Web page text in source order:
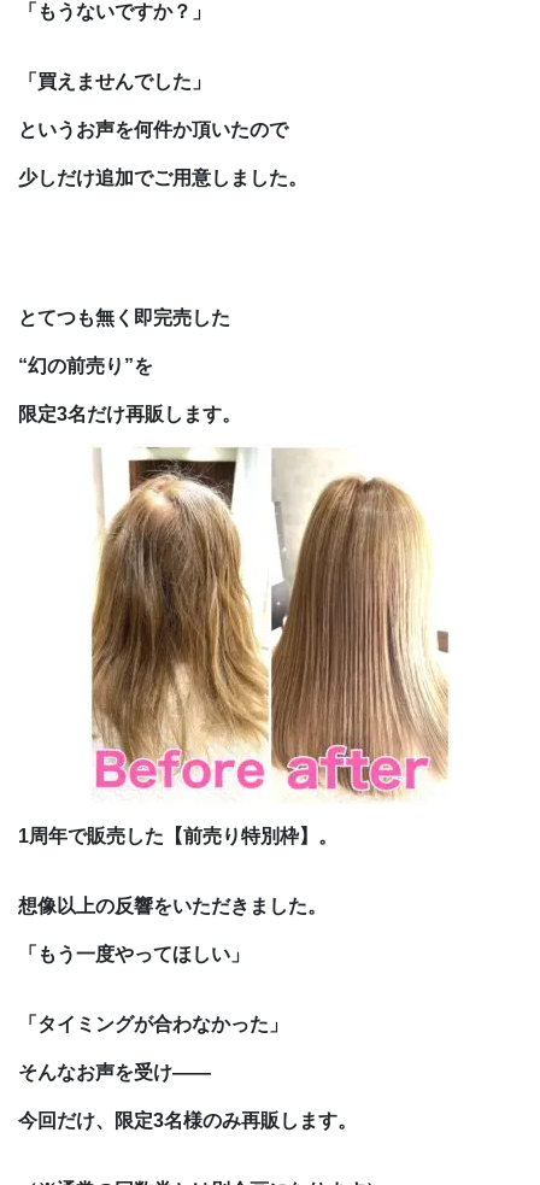
「もうないですか？」
「買えませんでした」
というお声を何件か頂いたので
少しだけ追加でご用意しました。
とてつも無く即完売した
“幻の前売り”を
限定3名だけ再販します。
1周年で販売した【前売り特別枠】。
想像以上の反響をいただきました。
「もう一度やってほしい」
「タイミングが合わなかった」
そんなお声を受け――
今回だけ、限定3名様のみ再販します。